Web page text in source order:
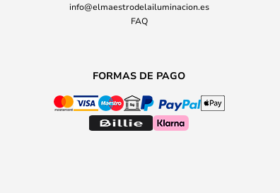
info@elmaestrodelailuminacion.es
FAQ
FORMAS DE PAGO